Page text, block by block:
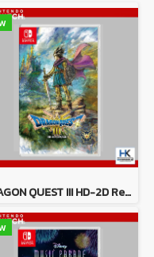
DRAGON QUEST III HD-2D Remake